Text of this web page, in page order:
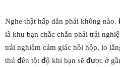
Nghe thật hấp dẫn phải không
là khu bạn chắc chắn phải trải
trải nghiệm cảm giác hồi hộp, lo
thú đên tột độ khi bạn sẽ được ở